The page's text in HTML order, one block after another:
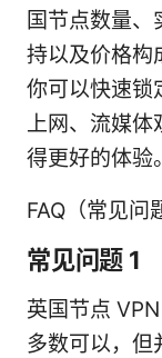
国节点数量
持以及价格构
你可以快速锁
上网、流媒
得更好的体验。
FAQ（常见问
常见问题 1
英国节点
多数可以，但